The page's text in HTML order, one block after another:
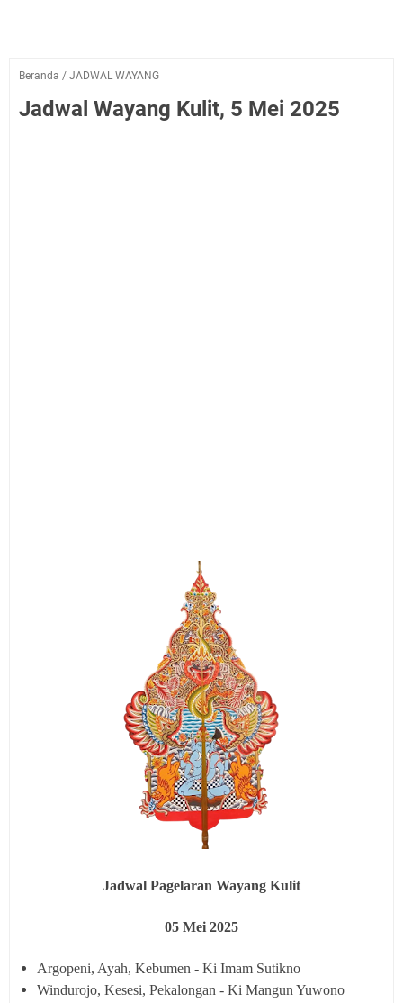
Beranda / JADWAL WAYANG
Jadwal Wayang Kulit, 5 Mei 2025
Jadwal Pagelaran Wayang Kulit
05 Mei 2025
Argopeni, Ayah, Kebumen - Ki Imam Sutikno
Windurojo, Kesesi, Pekalongan - Ki Mangun Yuwono